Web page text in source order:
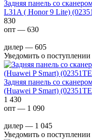
Задняя панель со
L31A ( Honor 9 Lite)
830
опт — 630
дилер — 605
Уведомить о поступлении
Задняя панель со
(Huawei P Smart)
1 430
опт — 1 090
дилер — 1 045
Уведомить о поступлении